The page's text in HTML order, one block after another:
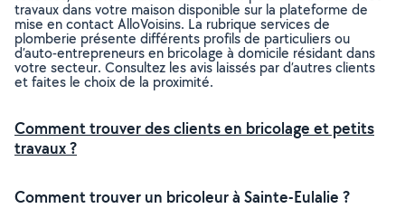
travaux dans votre maison disponible sur la plateforme de
mise en contact AlloVoisins. La rubrique services de
plomberie présente différents profils de particuliers ou
d’auto-entrepreneurs en bricolage à domicile résidant dans
votre secteur. Consultez les avis laissés par d’autres clients
et faites le choix de la proximité.
Comment trouver des clients en bricolage et petits
travaux ?
Comment trouver un bricoleur à Sainte-Eulalie ?